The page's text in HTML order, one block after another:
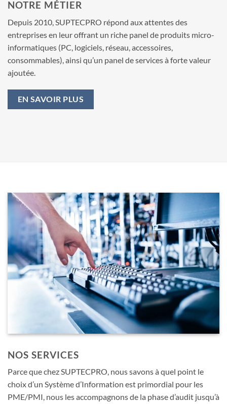
NOTRE MÉTIER
Depuis 2010, SUPTECPRO répond aux attentes des
entreprises en leur offrant un riche panel de produits micro-
informatiques (PC, logiciels, réseau, accessoires,
consommables), ainsi qu’un panel de services à forte valeur
ajoutée.
EN SAVOIR PLUS
NOS SERVICES
Parce que chez SUPTECPRO, nous savons à quel point le
choix d’un Système d’Information est primordial pour les
PME/PMI, nous les accompagnons de la phase d’audit jusqu’à